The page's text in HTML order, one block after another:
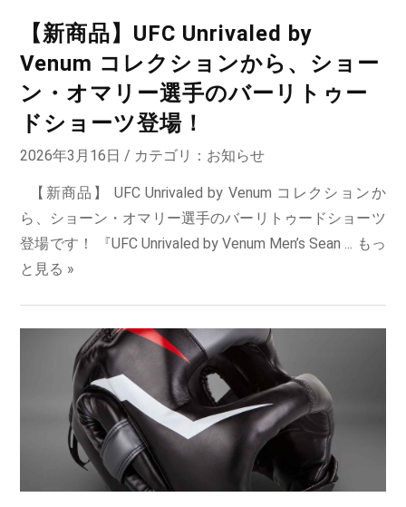
【新商品】UFC Unrivaled by
Venum コレクションから、ショー
ン・オマリー選手のバーリトゥー
ドショーツ登場！
2026年3月16日 / カテゴリ： お知らせ
【新商品】 UFC Unrivaled by Venum コレクションか
ら、ショーン・オマリー選手のバーリトゥードショーツ
登場です！ 『UFC Unrivaled by Venum Men’s Sean ... もっ
と見る »